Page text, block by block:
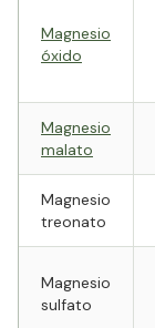
Magnesio
óxido
Magnesio
malato
Magnesio
treonato
Magnesio
sulfato